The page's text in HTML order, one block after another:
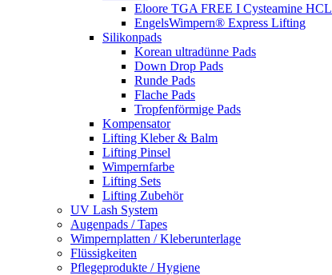
Eloore TGA FREE I Cysteamine HCL
EngelsWimpern® Express Lifting
Silikonpads
Korean ultradünne Pads
Down Drop Pads
Runde Pads
Flache Pads
Tropfenförmige Pads
Kompensator
Lifting Kleber & Balm
Lifting Pinsel
Wimpernfarbe
Lifting Sets
Lifting Zubehör
UV Lash System
Augenpads / Tapes
Wimpernplatten / Kleberunterlage
Flüssigkeiten
Pflegeprodukte / Hygiene